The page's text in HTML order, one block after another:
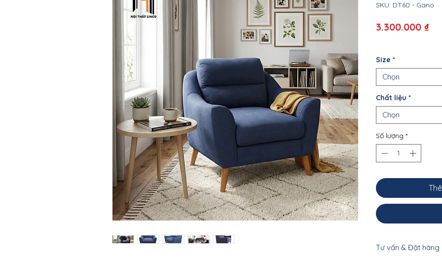
SKU: DT60 - Gano
3.300.000 ₫Giá
Size *
Chọn
Chất liệu *
Chọn
Số lượng *
Tư vấn & Đặt hàng